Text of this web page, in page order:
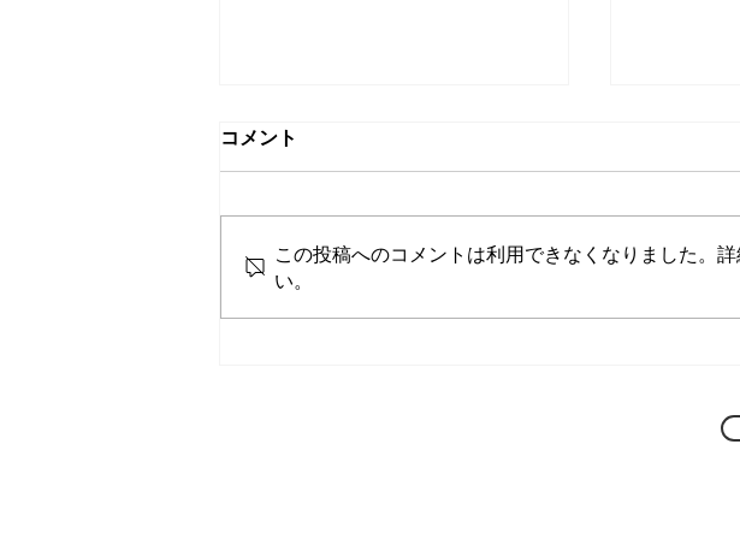
不動産売買
コメント
この投稿へのコメントは利用できなくなりました。
い。